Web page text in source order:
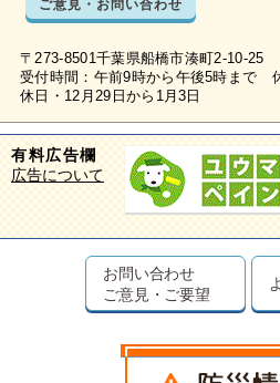
ご意見・お問い合わせ
〒273-8501千葉県船橋市湊町2-10-25
受付時間：午前9時から午後5時まで
休日・12月29日から1月3日
有料広告欄
広告について
お問い合わせ
ご意見・ご要望